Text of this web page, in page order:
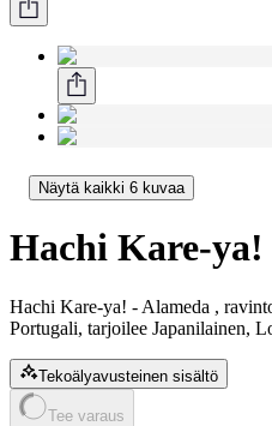
Näytä kaikki 6 kuvaa
Hachi Kare-ya!
Hachi Kare-ya! - Alameda ,
Portugali, tarjoilee Japanilainen,
Tekoälyavusteinen sisältö
Tee varaus